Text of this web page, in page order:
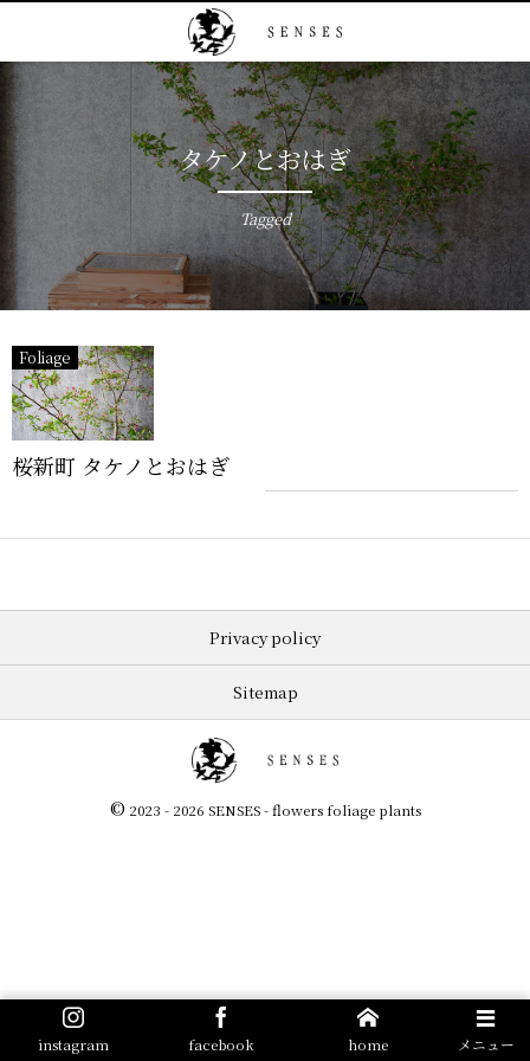
タケノとおはぎ
Tagged
Foliage
桜新町 タケノとおはぎ
Privacy policy
Sitemap
© 2023 - 2026 SENSES - flowers foliage plants
メニュー
instagram facebook home